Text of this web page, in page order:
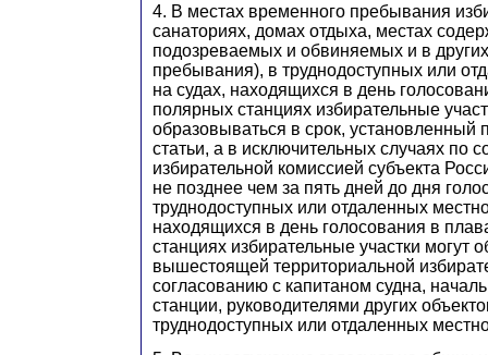
4. В местах временного пребывания
санаториях, домах отдыха, местах
подозреваемых и обвиняемых и в
пребывания), в труднодоступных или
на судах, находящихся в день
полярных станциях избирательные
образовываться в срок, установленный
статьи, а в исключительных случаях по
избирательной комиссией субъекта
не позднее чем за пять дней до дня
труднодоступных или отдаленных
находящихся в день голосования в
станциях избирательные участки могут
вышестоящей территориальной
согласованию с капитаном судна,
станции, руководителями других
труднодоступных или отдаленных